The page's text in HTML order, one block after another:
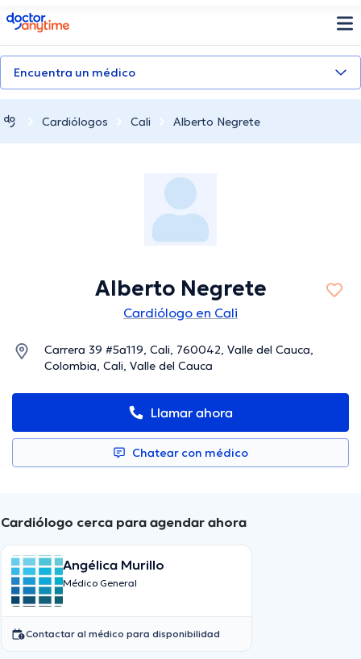
doctoranytime
Encuentra un médico
Cardiólogos Cali Alberto Negrete
Alberto Negrete
Cardiólogo en Cali
Carrera 39 #5a119, Cali, 760042, Valle del Cauca,
Colombia, Cali, Valle del Cauca
Llamar ahora
Chatear con médico
Cardiólogo cerca para agendar ahora
Angélica Murillo
Médico General
Contactar al médico para disponibilidad